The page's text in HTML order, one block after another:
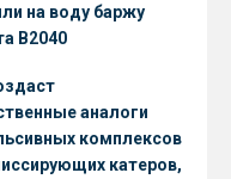
на воду баржу
В2040
аналоги
комплексов
катеров,